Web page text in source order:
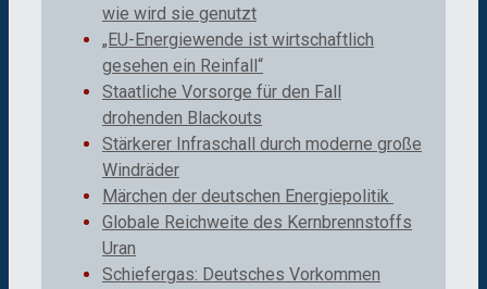
wie wird sie genutzt
„EU-Energiewende ist wirtschaftlich
gesehen ein Reinfall“
Staatliche Vorsorge für den Fall
drohenden Blackouts
Stärkerer Infraschall durch moderne große
Windräder
Märchen der deutschen Energiepolitik
Globale Reichweite des Kernbrennstoffs
Uran
Schiefergas: Deutsches Vorkommen